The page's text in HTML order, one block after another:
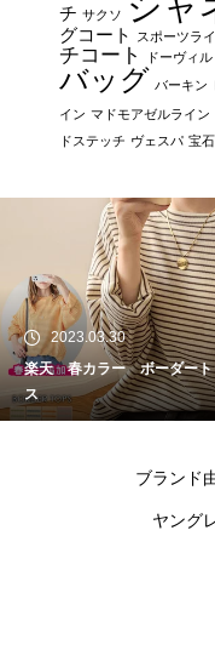
チ サクソ
グコート
スポーツラ
チコート
ドーヴィル
バッグ バーキン
イン マドモアゼルライン
ドステッチ ヴェスパ 宝石
2023.03.30
楽天 春カラー ボーダート
ス
ブランド
ヤング